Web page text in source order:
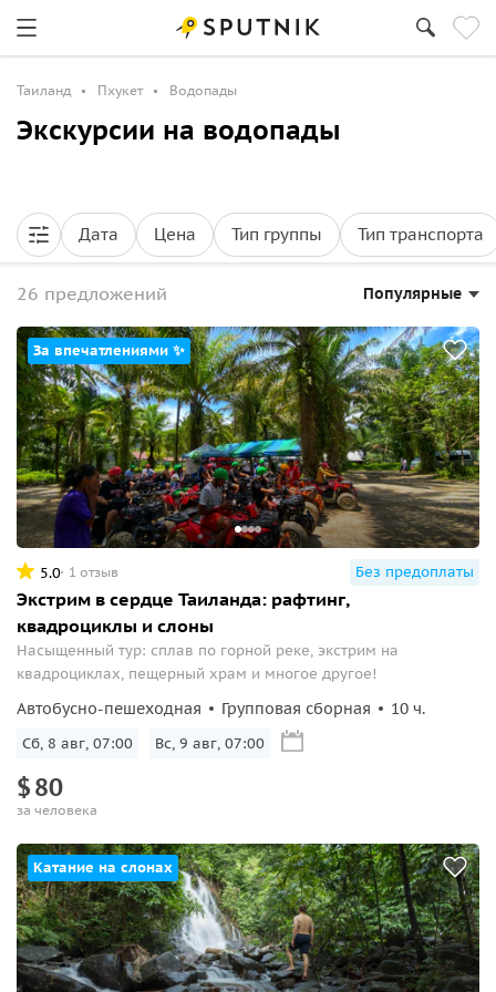
Таиланд Пхукет Водопады
Экскурсии на водопады
Дата Цена Тип группы Тип транспорта
26 предложений Популярные
За впечатлениями ✨
5.0 1 отзыв Без предоплаты
Экстрим в сердце Таиланда: рафтинг,
квадроциклы и слоны
Насыщенный тур: сплав по горной реке, экстрим на
квадроциклах, пещерный храм и многое другое!
Автобусно-пешеходная Групповая сборная 10 ч.
Сб, 8 авг, 07:00 Вс, 9 авг, 07:00
$80
за человека
Катание на слонах